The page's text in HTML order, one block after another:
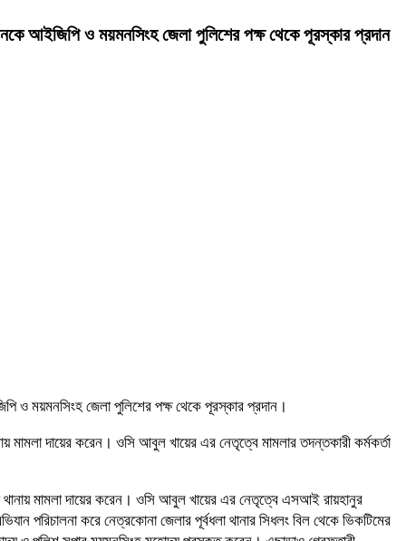
আইজিপি ও ময়মনসিংহ জেলা পুলিশের পক্ষ থেকে পূরস্কার প্রদান
ও ময়মনসিংহ জেলা পুলিশের পক্ষ থেকে পূরস্কার প্রদান।
মামলা দায়ের করেন। ওসি আবুল খায়ের এর নেতৃত্বে মামলার তদন্তকারী কর্মকর্তা
থানায় মামলা দায়ের করেন। ওসি আবুল খায়ের এর নেতৃত্বে এসআই রায়হানুর
পরিচালনা করে নেত্রকোনা জেলার পূর্বধলা থানার সিধলং বিল থেকে ভিকটিমের